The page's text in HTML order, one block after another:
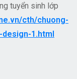
tuyển sinh lớp
cth/chuong-
1.html